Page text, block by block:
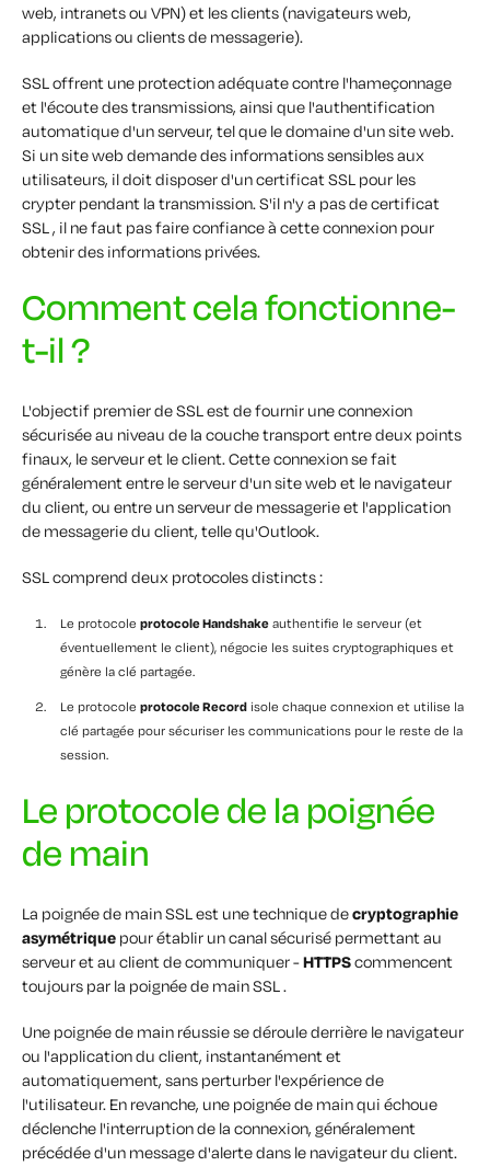
web, intranets ou VPN) et les clients (navigateurs web,
applications ou clients de messagerie).
SSL offrent une protection adéquate contre l'hameçonnage
et l'écoute des transmissions, ainsi que l'authentification
automatique d'un serveur, tel que le domaine d'un site web.
Si un site web demande des informations sensibles aux
utilisateurs, il doit disposer d'un certificat SSL pour les
crypter pendant la transmission. S'il n'y a pas de certificat
SSL , il ne faut pas faire confiance à cette connexion pour
obtenir des informations privées.
Comment cela fonctionne-
t-il ?
L'objectif premier de SSL est de fournir une connexion
sécurisée au niveau de la couche transport entre deux points
finaux, le serveur et le client. Cette connexion se fait
généralement entre le serveur d'un site web et le navigateur
du client, ou entre un serveur de messagerie et l'application
de messagerie du client, telle qu'Outlook.
SSL comprend deux protocoles distincts :
Le protocole protocole Handshake authentifie le serveur (et
éventuellement le client), négocie les suites cryptographiques et
génère la clé partagée.
Le protocole protocole Record isole chaque connexion et utilise la
clé partagée pour sécuriser les communications pour le reste de la
session.
Le protocole de la poignée
de main
La poignée de main SSL est une technique decryptographie
asymétrique pour établir un canal sécurisé permettant au
serveur et au client de communiquer -HTTPScommencent
toujours par la poignée de main SSL .
Une poignée de main réussie se déroule derrière le navigateur
ou l'application du client, instantanément et
automatiquement, sans perturber l'expérience de
l'utilisateur. En revanche, une poignée de main qui échoue
déclenche l'interruption de la connexion, généralement
précédée d'un message d'alerte dans le navigateur du client.